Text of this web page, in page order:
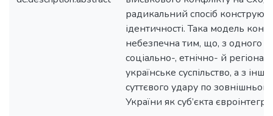
радикальний спосіб
ідентичності. Така модель
небезпечна тим, що, з одного
соціально-, етнічно- й
українське суспільство, а з
суттєвого удару по
України як суб’єкта